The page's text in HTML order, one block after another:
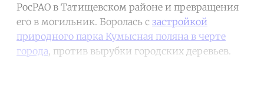
РосРАО в Татищевском районе и превращения
его в могильник. Боролась с застройкой
природного парка Кумысная поляна в черте
города, против вырубки городских деревьев.